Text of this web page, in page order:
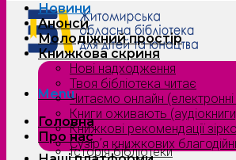
Menu
Головна
Про нас
Історія бібліотеки
Новини
Анонси
Молодіжний простір
Книжкова скриня
Нові надходження
Твоя бібліотека читає
Читаємо онлайн
Книги оживають
Книжкові рекомендації
Сузірʼя книжкових